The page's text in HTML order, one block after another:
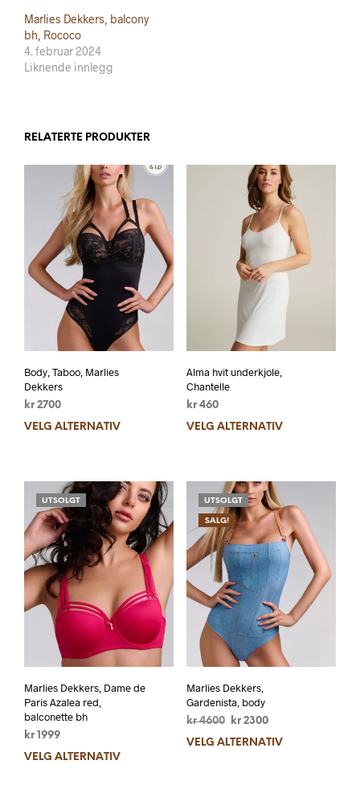
Marlies Dekkers, balcony
bh, Rococo
4. februar 2024
Liknende innlegg
RELATERTE PRODUKTER
Body, Taboo, Marlies
Dekkers
kr 2700
VELG ALTERNATIV
Alma hvit underkjole,
Chantelle
kr460
VELG ALTERNATIV
UTSOLGT
Marlies Dekkers, Dame de
Paris Azalea red,
balconette bh
kr 1999
VELG ALTERNATIV
UTSOLGT
SALG!
Marlies Dekkers,
Gardenista, body
kr4600 kr2300
VELG ALTERNATIV